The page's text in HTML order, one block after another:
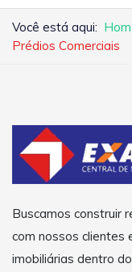
Você está aqui:
Prédios Comerciais
Buscamos construir
com nossos clientes
imobiliárias dentro